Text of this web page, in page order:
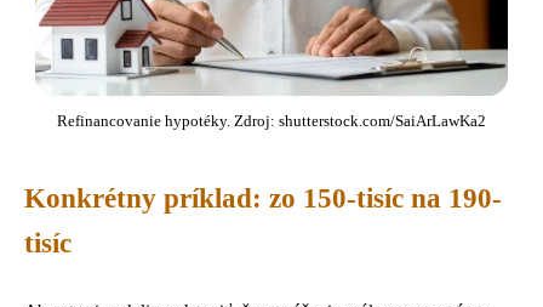
Refinancovanie hypotéky. Zdroj: shutterstock.com/SaiArLawKa2
Konkrétny príklad: zo 150-tisíc na 190-
tisíc